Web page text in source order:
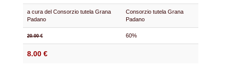
a cura del Consorzio tutela Grana
Padano
Consorzio tutela Grana
Padano
20.00 € 60%
8.00 €